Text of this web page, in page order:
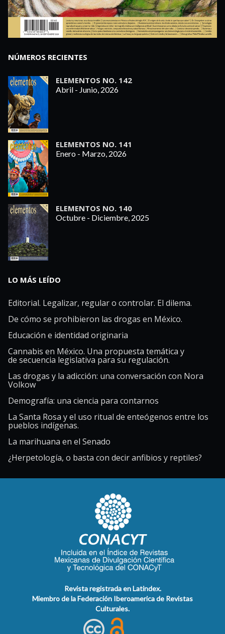
NÚMEROS RECIENTES
ELEMENTOS NO. 142
Abril - Junio, 2026
ELEMENTOS NO. 141
Enero - Marzo, 2026
ELEMENTOS NO. 140
Octubre - Diciembre, 2025
LO MÁS LEÍDO
Editorial. Legalizar, regular o controlar. El dilema.
De cómo se prohibieron las drogas en México.
Educación e identidad originaria
Cannabis en México. Una propuesta temática y
de secuencia legislativa para su regulación.
Las drogas y la adicción: una conversación con Nora
Volkow
Demografía: una ciencia para contarnos
La Santa Rosa y el uso ritual de enteógenos entre los
pueblos indígenas.
La marihuana en el Senado
¿Herpetología, o basta con decir anfibios y reptiles?
Revista registrada en Latindex.
Miembro de la Federación Iberoamerica de Revistas
Culturales.